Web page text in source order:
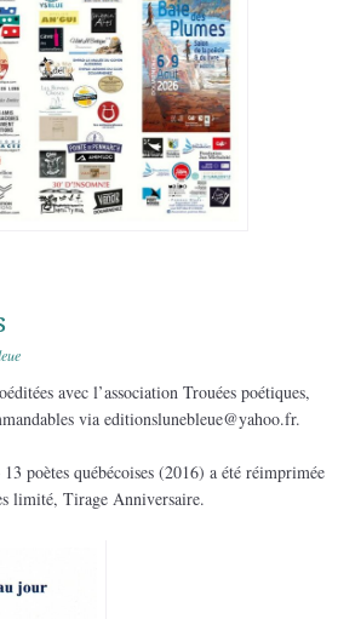
avec l’association Trouées poétiques,
via editionslunebleue@yahoo.fr.
poètes québécoises (2016) a été réimprimée
limité, Tirage Anniversaire.